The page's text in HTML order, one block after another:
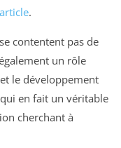
.
contentent pas de
un rôle
le développement
en fait un véritable
cherchant à